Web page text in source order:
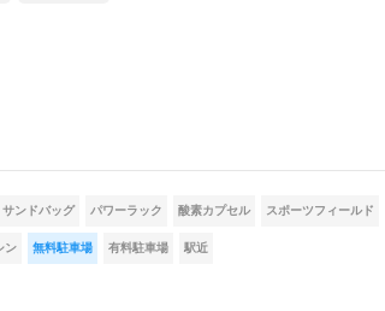
サンドバッグ パワーラック 酸素カプセル スポーツフィールド
ン 無料駐車場 有料駐車場 駅近